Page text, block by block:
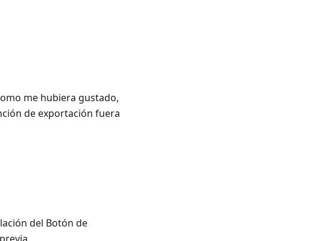
me hubiera gustado,
de exportación fuera
del Botón de